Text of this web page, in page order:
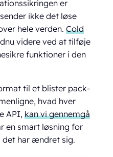
er
ikke det løse
hele verden.Cold
videre ved at tilføje
funktioner i den
til et blister pack-
hvad hver
API,kan vi gennemgå
en smart løsning for
det har ændret sig.